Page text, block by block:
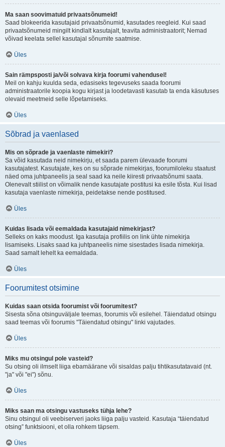
Ma saan soovimatuid privaatsõnumeid!
Saad blokeerida kasutajaid privaatsõnumid, kasutades reegleid. Kui saad
privaatsõnumeid mingilt kindlalt kasutajalt, teavita administraatorit; Nemad
võivad keelata sellel kasutajal sõnumite saatmise.
Üles
Sain rämpsposti ja/või solvava kirja foorumi vahendusel!
Meil on kahju kuulda seda, edasiseks tegevuseks saada foorumi
administraatorile koopia kogu kirjast ja loodetavasti kasutab ta enda käsutuses
olevaid meetmeid selle lõpetamiseks.
Üles
Sõbrad ja vaenlased
Mis on sõprade ja vaenlaste nimekiri?
Sa võid kasutada neid nimekirju, et saada parem ülevaade foorumi
kasutajatest. Kasutajate, kes on su sõprade nimekirjas, foorumiloleku staatust
näed oma juhtpaneelis ja seal saad ka neile kiiresti privaatsõnumi saata.
Olenevalt stiilist on võimalik nende kasutajate postitusi ka esile tõsta. Kui lisad
kasutaja vaenlaste nimekirja, peidetakse nende postitused.
Üles
Kuidas lisada või eemaldada kasutajaid nimekirjast?
Selleks on kaks moodust. Iga kasutaja profiilis on link ühte nimekirja
lisamiseks. Lisaks saad ka juhtpaneelis nime sisestades lisada nimekirja.
Saad samalt lehelt ka eemaldada.
Üles
Foorumitest otsimine
Kuidas saan otsida foorumist või foorumitest?
Sisesta sõna otsinguväljale teemas, foorumis või esilehel. Täiendatud otsingu
saad teemas või foorumis "Täiendatud otsingu" linki vajutades.
Üles
Miks mu otsingul pole vasteid?
Su otsing oli ilmselt liiga ebamäärane või sisaldas palju tihtikasutatavaid (nt.
"ja" või "ei") sõnu.
Üles
Miks saan ma otsingu vastuseks tühja lehe?
Sinu otsingul oli veebiserveri jaoks liiga palju vasteid. Kasutaja “täiendatud
otsing” funktsiooni, et olla rohkem täpsem.
Üles